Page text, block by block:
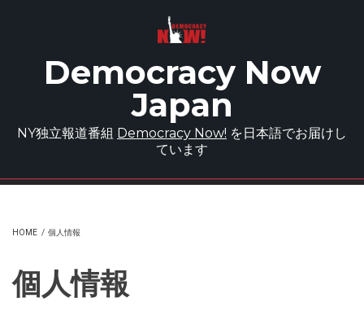
Democracy Now
Japan
NY独立報道番組 Democracy Now! を日本語でお届けし
ています
HOME / 個人情報
個人情報